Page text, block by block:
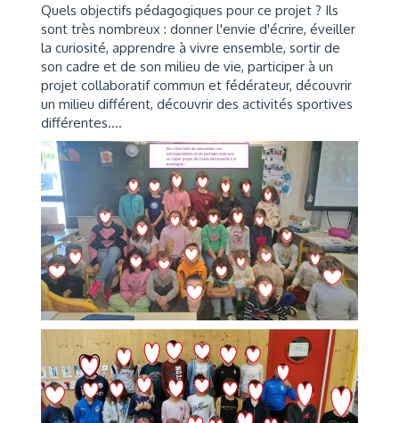
Quels objectifs pédagogiques pour ce projet ? Ils
sont très nombreux : donner l'envie d'écrire, éveiller
la curiosité, apprendre à vivre ensemble, sortir de
son cadre et de son milieu de vie, participer à un
projet collaboratif commun et fédérateur, découvrir
un milieu différent, découvrir des activités sportives
différentes....